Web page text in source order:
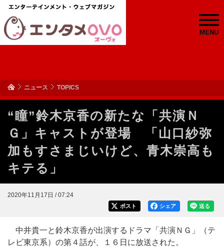
MENU
ニュース TOPICS
“瞳”鈴木京香の新たな「共演Ｎ
Ｇ」キャストが登場 「山口紗弥
加もすさまじいけど、青木崇高も
キテる」
2020年11月17日 / 07:24
送る
シェア
ポスト
中井貴一と鈴木京香が出演するドラマ「共演ＮＧ」（テ
レビ東京系）の第４話が、１６日に放送された。